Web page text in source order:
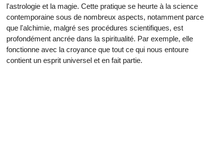
l'astrologie et la magie. Cette pratique se heurte à la science
contemporaine sous de nombreux aspects, notamment parce
que l'alchimie, malgré ses procédures scientifiques, est
profondément ancrée dans la spiritualité. Par exemple, elle
fonctionne avec la croyance que tout ce qui nous entoure
contient un esprit universel et en fait partie.